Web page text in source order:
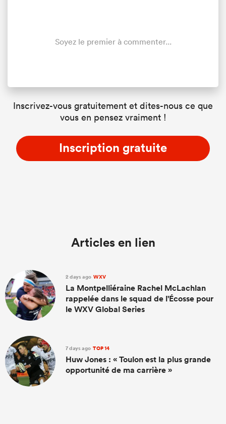
Soyez le premier à commenter...
Inscrivez-vous gratuitement et dites-nous ce que
vous en pensez vraiment !
Inscription gratuite
Articles en lien
2 days ago WXV
La Montpelliéraine Rachel McLachlan
rappelée dans le squad de l'Écosse pour
le WXV Global Series
7 days ago TOP 14
Huw Jones : « Toulon est la plus grande
opportunité de ma carrière »